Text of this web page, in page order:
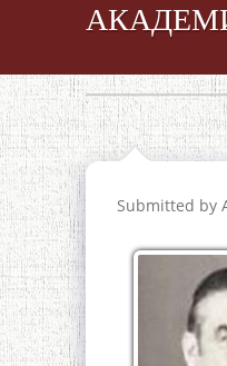
Submitted by